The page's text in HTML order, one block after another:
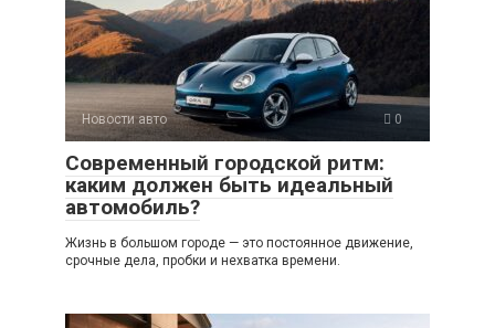
Новости авто 0
Современный городской ритм:
каким должен быть идеальный
автомобиль?
Жизнь в большом городе — это постоянное движение,
срочные дела, пробки и нехватка времени.